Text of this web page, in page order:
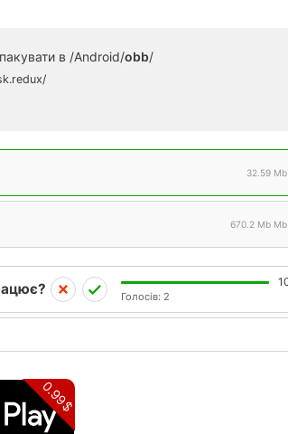
в /Android/obb/
32.59 Mb
670.2 Mb Mb
Голосів: 2
0.99$